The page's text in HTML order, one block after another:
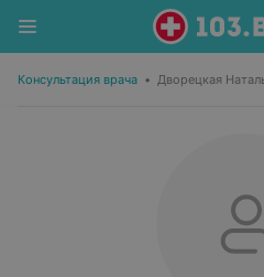
Консультация врача • Дворецкая